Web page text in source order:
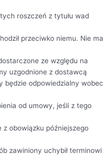
roszczeń z tytułu wad
przeciwko niemu. Nie ma
ze względu na
uzgodnione z dostawcą
będzie odpowiedzialny wobec
od umowy, jeśli z tego
z obowiązku późniejszego
zawiniony uchybił terminowi